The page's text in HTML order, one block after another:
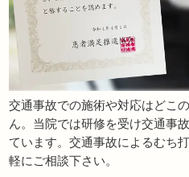
交通事故での施術や対応はどこ
ん。当院では研修を受け交通事
ています。交通事故によるむち
軽にご相談下さい。